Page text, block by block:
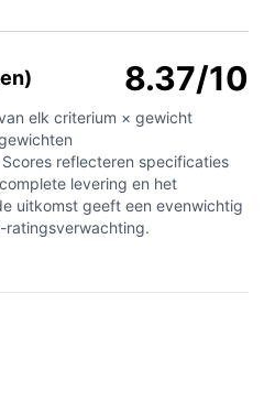
8.37/10
elk criterium × gewicht
Scores reflecteren specificaties
levering en het
uitkomst geeft een evenwichtig
ratingsverwachting.